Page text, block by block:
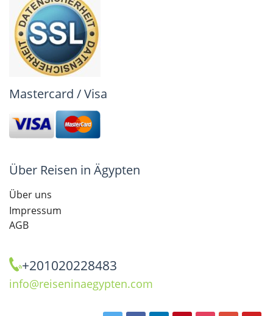
Mastercard / Visa
Über Reisen in Ägypten
Über uns
Impressum
AGB
+201020228483
info@reiseninaegypten.com